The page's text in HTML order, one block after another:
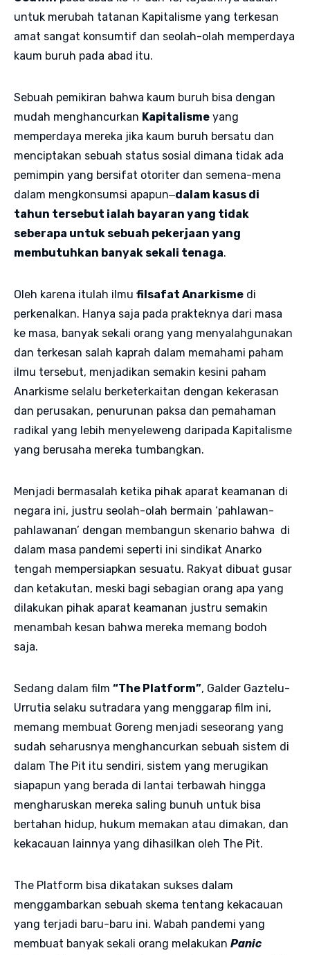
untuk merubah tatanan Kapitalisme yang terkesan
amat sangat konsumtif dan seolah-olah memperdaya
kaum buruh pada abad itu.
Sebuah pemikiran bahwa kaum buruh bisa dengan
mudah menghancurkan Kapitalisme yang
memperdaya mereka jika kaum buruh bersatu dan
menciptakan sebuah status sosial dimana tidak ada
pemimpin yang bersifat otoriter dan semena-mena
dalam mengkonsumsi apapun‒dalam kasus di
tahun tersebut ialah bayaran yang tidak
seberapa untuk sebuah pekerjaan yang
membutuhkan banyak sekali tenaga.
Oleh karena itulah ilmu filsafat Anarkisme di
perkenalkan. Hanya saja pada prakteknya dari masa
ke masa, banyak sekali orang yang menyalahgunakan
dan terkesan salah kaprah dalam memahami paham
ilmu tersebut, menjadikan semakin kesini paham
Anarkisme selalu berketerkaitan dengan kekerasan
dan perusakan, penurunan paksa dan pemahaman
radikal yang lebih menyeleweng daripada Kapitalisme
yang berusaha mereka tumbangkan.
Menjadi bermasalah ketika pihak aparat keamanan di
negara ini, justru seolah-olah bermain ‘pahlawan-
pahlawanan’ dengan membangun skenario bahwa di
dalam masa pandemi seperti ini sindikat Anarko
tengah mempersiapkan sesuatu. Rakyat dibuat gusar
dan ketakutan, meski bagi sebagian orang apa yang
dilakukan pihak aparat keamanan justru semakin
menambah kesan bahwa mereka memang bodoh
saja.
Sedang dalam film “The Platform”, Galder Gaztelu-
Urrutia selaku sutradara yang menggarap film ini,
memang membuat Goreng menjadi seseorang yang
sudah seharusnya menghancurkan sebuah sistem di
dalam The Pit itu sendiri, sistem yang merugikan
siapapun yang berada di lantai terbawah hingga
mengharuskan mereka saling bunuh untuk bisa
bertahan hidup, hukum memakan atau dimakan, dan
kekacauan lainnya yang dihasilkan oleh The Pit.
The Platform bisa dikatakan sukses dalam
menggambarkan sebuah skema tentang kekacauan
yang terjadi baru-baru ini. Wabah pandemi yang
membuat banyak sekali orang melakukan Panic